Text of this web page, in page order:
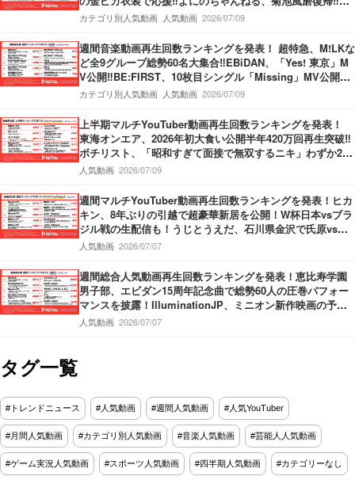
楽坂のてんぷらの名店へ！捨て猫オーディション最終回公
カテゴリ別人気動画 人気動画 2026/07/09
週間音楽動画再生回数ランキングを発表！ 超特急、M!LKな
ど全9グループ総勢60名大集合‼EBiDAN、「Yes! 東京」M
V公開‼BE:FIRST、10枚目シングル「Missing」MV公開‼M
ove ver.＆Story ver.の2本立てMV‼THE FIRST TAKE、Kvi
カテゴリ別人気動画 人気動画 2026/07/09
上半期マルチYouTuber動画再生回数ランキングを発表！
東海オンエア、2026年初大食い公開半年420万回再生突破‼
ボチリスト、「昭和すぎて面接で無双するニキ」わずか2ヶ
月で420万回再生‼うじとうえだ、100種類お酒図鑑ハワイ
人気動画 2026/07/09
週間マルチYouTuber動画再生回数ランキングを発表！ヒカ
キン、8年ぶりの引越で超豪華新居を公開！W杯日本vsブラ
ジル戦の生配信も！うじとうえだ、石川県金沢で氏原vsサ
カモトの大喧嘩勃発か!?
人気動画 2026/07/07
週間総合人気動画再生回数ランキングを発表！恵比寿学園
男子部、エビダン15周年記念曲で総勢60人の圧巻パフォー
マンスを披露！IlluminationJP、ミニオン新作映画の予告
を公開！ヒカキン、推定6500万円超の引越し費用!?新居を
人気動画 2026/07/07
タグ一覧
#トレンドニュース #人気動画 #週間人気動画 #人気YouTuber
#月間人気動画 #カテゴリ別人気動画 #音楽人気動画 #芸能人人気動画
#ゲーム実況人気動画 #スポーツ人気動画 #四半期人気動画 #カテゴリーなし